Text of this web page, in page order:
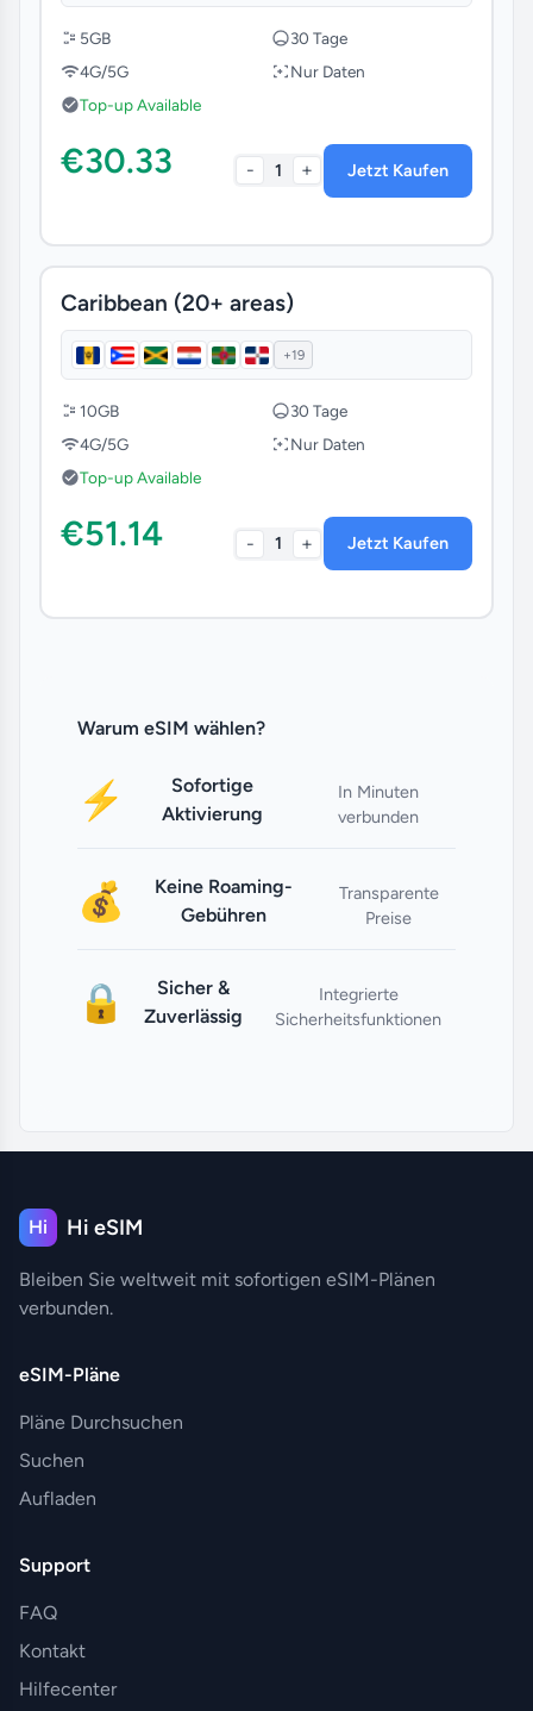
Colombia
AN
Cayman Islands
Turks and Caicos Islands
British Virgin Islands
Peru
5GB
30 Tage
4G/5G
Nur Daten
Top-up Available
€30.33 - 1 + Jetzt Kaufen
Caribbean (20+ areas)
+19
10GB
30 Tage
4G/5G
Nur Daten
Top-up Available
€51.14 - 1 + Jetzt Kaufen
Warum eSIM wählen?
⚡
Sofortige
Aktivierung
In Minuten
verbunden
💰
Keine Roaming-
Gebühren
Transparente
Preise
🔒
Sicher &
Zuverlässig
Integrierte
Sicherheitsfunktionen
Hi Hi eSIM
Bleiben Sie weltweit mit sofortigen eSIM-Plänen
verbunden.
eSIM-Pläne
Pläne Durchsuchen
Suchen
Aufladen
Support
FAQ
Kontakt
Hilfecenter